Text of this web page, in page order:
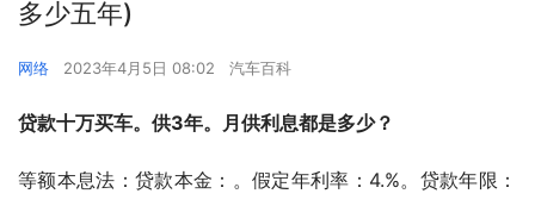
多少五年)
网络 2023年4月5日 08:02 汽车百科
贷款十万买车。供3年。月供利息都是多少？
等额本息法：贷款本金：。假定年利率：4.%。贷款年限：